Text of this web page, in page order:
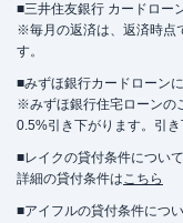
■三井住友銀行 カードロー
※毎月の返済は、返済時点
す。
■みずほ銀行カードローン
※みずほ銀行住宅ローンの
0.5%引き下がります。引
■レイクの貸付条件について
詳細の貸付条件はこちら
■アイフルの貸付条件につ